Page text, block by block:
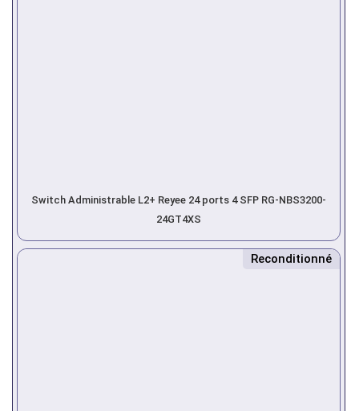
Switch Administrable L2+ Reyee 24 ports 4 SFP RG-NBS3200-
24GT4XS
Reconditionné